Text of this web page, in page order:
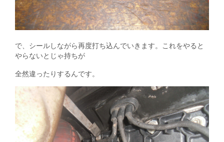
で、シールしながら再度打ち込んでいきます。これをやると
やらないとじゃ持ちが
全然違ったりするんです。